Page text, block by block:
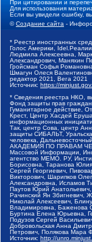
При цитировании и
Для использования
Если вы увидели ошибку,
©Создание сайта -
* Реестр иностранных
Голос Америки,
Людмила Алексеевна,
Александрович, Маняхин
Гройсман Софья
Шмагун Олеся
редактор 2021, Вега 2021
Источник: https://
* Сведения реестра НКО,
Фонд защиты прав
Гуманитарное действие,
Крест, Центр Хасдей
информационных
Так, центр Сова, центр
защиты СИБАЛЬТ,
человека,
АКАДЕМИЯ ПО ПРАВАМ
Массовой Информации,
агентство МЕМО. РУ,
Борисовна, Таранова
Сергей Георгиевич,
Викторович, Шарипков
Александровна, Исламов
Паутов Юрий
Рачинский Ян Збигневич,
Николай Алексеевич,
Владимировна, Баженова
Буртина Елена Юрьевна,
Подузов Сергей
Добровольская Анна
Петрович, Полякова Мара
Источник: http://